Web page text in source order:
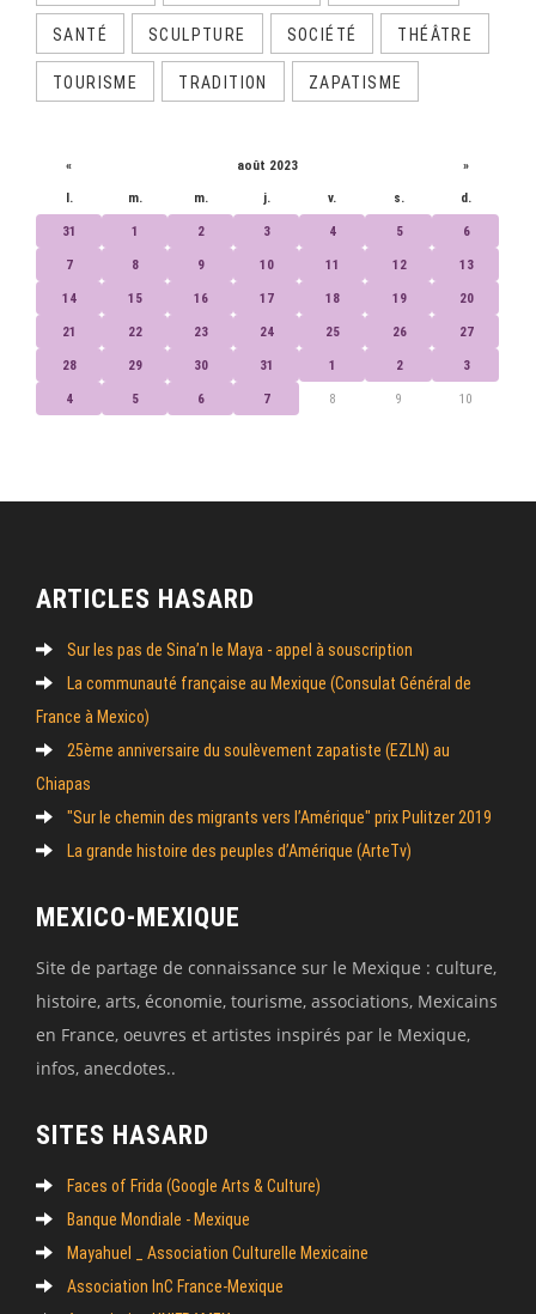
SANTÉ SCULPTURE SOCIÉTÉ THÉÂTRE
TOURISME TRADITION ZAPATISME
« août 2023 »
l. m. m. j. v. s. d.
31 1 2 3 4 5 6
7 8 9 10 11 12 13
14 15 16 17 18 19 20
21 22 23 24 25 26 27
28 29 30 31 1 2 3
4 5 6 7 8 9 10
ARTICLES HASARD
Sur les pas de Sina’n le Maya - appel à souscription
La communauté française au Mexique (Consulat Général de
France à Mexico)
25ème anniversaire du soulèvement zapatiste (EZLN) au
Chiapas
"Sur le chemin des migrants vers l’Amérique" prix Pulitzer 2019
La grande histoire des peuples d’Amérique (ArteTv)
MEXICO-MEXIQUE
Site de partage de connaissance sur le Mexique : culture,
histoire, arts, économie, tourisme, associations, Mexicains
en France, oeuvres et artistes inspirés par le Mexique,
infos, anecdotes..
SITES HASARD
Faces of Frida (Google Arts & Culture)
Banque Mondiale - Mexique
Mayahuel _ Association Culturelle Mexicaine
Association InC France-Mexique